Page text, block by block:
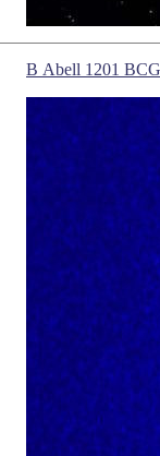
В Abell 1201 BCG